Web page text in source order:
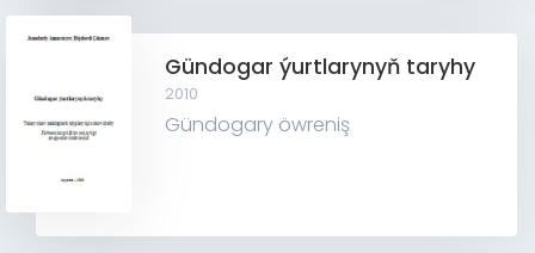
Gündogar ýurtlarynyň taryhy
2010
Gündogary öwreniş